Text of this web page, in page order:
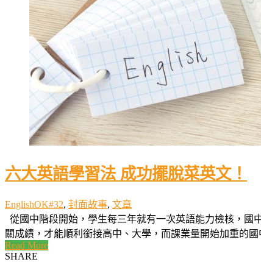
六大英語學習法 成功擺脫菜英文！
EnglishOK#32, 封面故事, 文章
從國中階段開始，學生每三年就有一次英語能力檢核，國
關成績，才能順利銜接高中、大學，而課業量開始加重的
Read More
SHARE